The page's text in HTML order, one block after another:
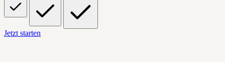
Jetzt starten